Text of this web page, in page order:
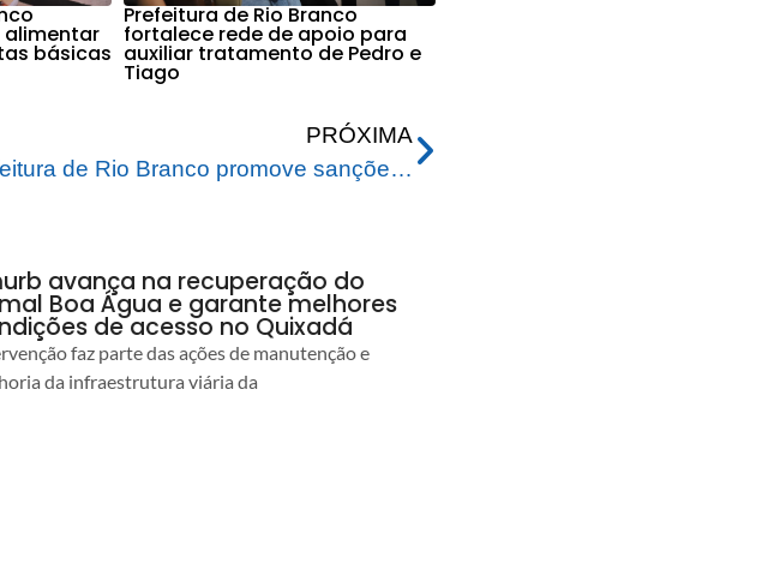
básicas
Prefeitura de Rio Branco
fortalece rede de apoio para
auxiliar tratamento de Pedro e
Tiago
PRÓXIMA
Prefeitura de Rio Branco promove sanções e aprova dez leis de autoria dos vereadores
avança na recuperação do
Boa Água e garante melhores
de acesso no Quixadá
faz parte das ações de manutenção e
da infraestrutura viária da